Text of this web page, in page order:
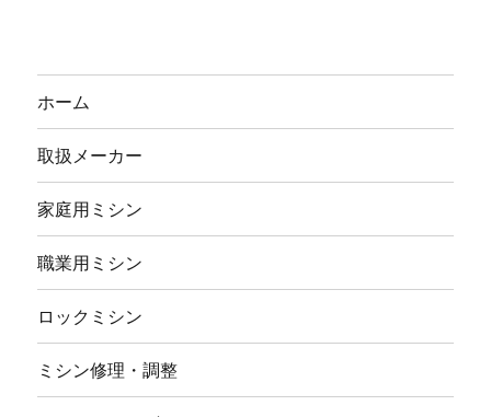
ホーム
取扱メーカー
家庭用ミシン
職業用ミシン
ロックミシン
ミシン修理・調整